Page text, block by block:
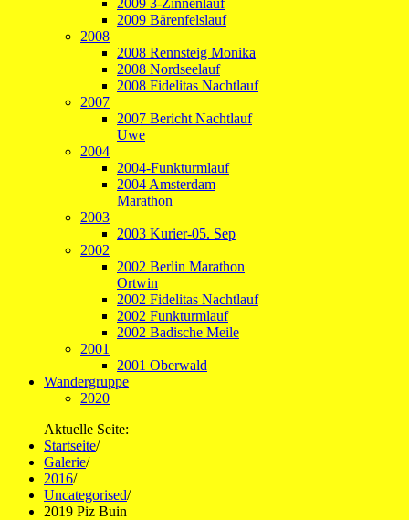
2009 3-Zinnenlauf
2009 Bärenfelslauf
2008
2008 Rennsteig Monika
2008 Nordseelauf
2008 Fidelitas Nachtlauf
2007
2007 Bericht Nachtlauf
Uwe
2004
2004-Funkturmlauf
2004 Amsterdam
Marathon
2003
2003 Kurier-05. Sep
2002
2002 Berlin Marathon
Ortwin
2002 Fidelitas Nachtlauf
2002 Funkturmlauf
2002 Badische Meile
2001
2001 Oberwald
Wandergruppe
2020
Aktuelle Seite:
Startseite/
Galerie/
2016/
Uncategorised/
2019 Piz Buin